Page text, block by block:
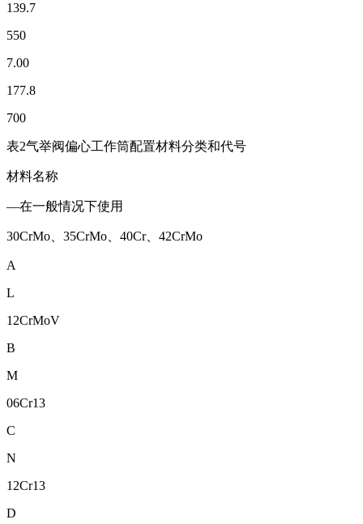
139.7
550
7.00
177.8
700
表2气举阀偏心工作筒配置材料分类和代号
材料名称
—在一般情况下使用
30CrMo、35CrMo、40Cr、42CrMo
A
L
12CrMoV
B
M
06Cr13
C
N
12Cr13
D